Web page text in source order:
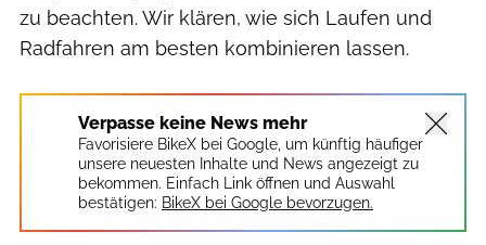
zu beachten. Wir klären, wie sich Laufen und
Radfahren am besten kombinieren lassen.
Verpasse keine News mehr
Favorisiere BikeX bei Google, um künftig häufiger
unsere neuesten Inhalte und News angezeigt zu
bekommen. Einfach Link öffnen und Auswahl
bestätigen: BikeX bei Google bevorzugen.